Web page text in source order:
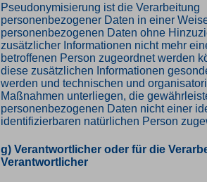
Pseudonymisierung ist die Verarbeitung
personenbezogener Daten in einer
personenbezogenen Daten ohne
zusätzlicher Informationen nicht mehr
betroffenen Person zugeordnet werden
diese zusätzlichen Informationen
werden und technischen und
Maßnahmen unterliegen, die
personenbezogenen Daten nicht einer
identifizierbaren natürlichen Person
g) Verantwortlicher oder für die
Verantwortlicher